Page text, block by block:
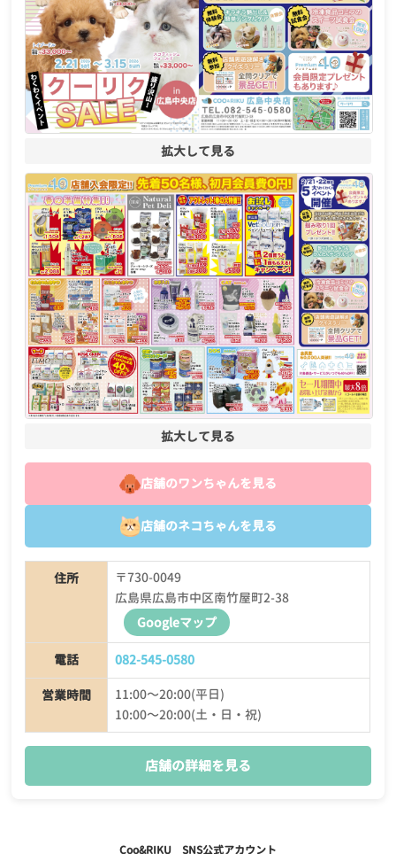
拡大して見る
拡大して見る
店舗のワンちゃんを見る
店舗のネコちゃんを見る
住所
〒730-0049
広島県広島市中区南竹屋町2-38
Googleマップ
電話
082-545-0580
営業時間
11:00〜20:00(平日)
10:00〜20:00(土・日・祝)
店舗の詳細を見る
Coo&RIKU SNS公式アカウント